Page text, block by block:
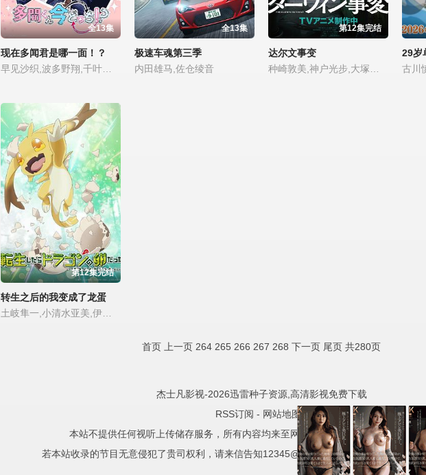
全13集
现在多闻君是哪一面！？
全13集
极速车魂第三季
内田雄马,佐仓绫音
第12集完结
达尔文事变
29岁
第12集完结
转生之后的我变成了龙蛋
首页 上一页 264 265 266 267 268 下一页 尾页 共280页
杰士凡影视-2026迅雷种子资源,高清影视免费下载
RSS订阅 - 网站地图 -
本站不提供任何视听上传储存服务，所有内容均来至网络自动采集，且已注明相关资
若本站收录的节目无意侵犯了贵司权利，请来信告知12345@test.com，我们会及时处理